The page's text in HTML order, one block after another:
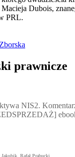
Dubois,
PRL.
prawnicze
NIS2.
Jakubik, Rafał Prabucki